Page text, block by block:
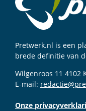
Pretwerk.nl is een
brede definitie van
Wilgenroos 11 4102
E-mail:
Onze